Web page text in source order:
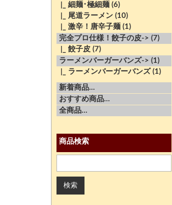
|_ 細麺･極細麺 (6)
|_ 尾道ラーメン (10)
|_ 激辛！唐辛子麺 (1)
完全プロ仕様！餃子の皮-> (7)
|_ 餃子皮 (7)
ラーメンバーガーバンズ-> (1)
|_ ラーメンバーガーバンズ (1)
新着商品...
おすすめ商品...
全商品...
商品検索